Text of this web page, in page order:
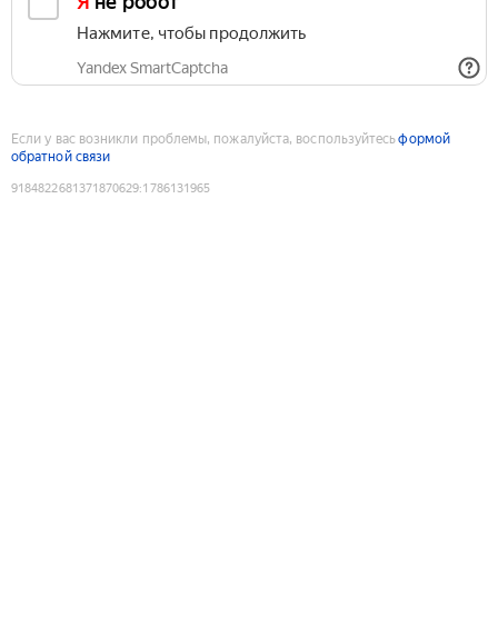
Нажмите, чтобы продолжить
Yandex SmartCaptcha
Если у вас возникли проблемы, пожалуйста, воспользуйтесьформой
обратной связи
9184822681371870629:1786131965